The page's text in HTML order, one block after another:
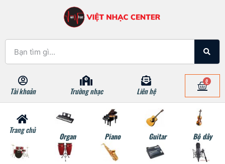
Tài khoản Trường nhạc Liên hệ
0
Trang chủ
Organ Piano Guitar Bộ dây